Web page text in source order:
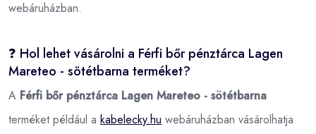
webáruházban.
❓ Hol lehet vásárolni a Férfi bőr pénztárca Lagen
Mareteo - sötétbarna terméket?
A Férfi bőr pénztárca Lagen Mareteo - sötétbarna
terméket például a kabelecky.hu webáruházban vásárolhatja